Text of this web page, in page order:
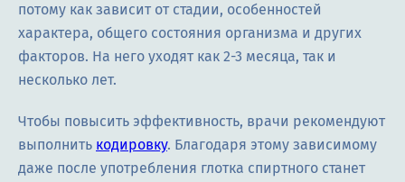
потому как зависит от стадии, особенностей
характера, общего состояния организма и других
факторов. На него уходят как 2-3 месяца, так и
несколько лет.
Чтобы повысить эффективность, врачи рекомендуют
выполнить кодировку. Благодаря этому зависимому
даже после употребления глотка спиртного станет